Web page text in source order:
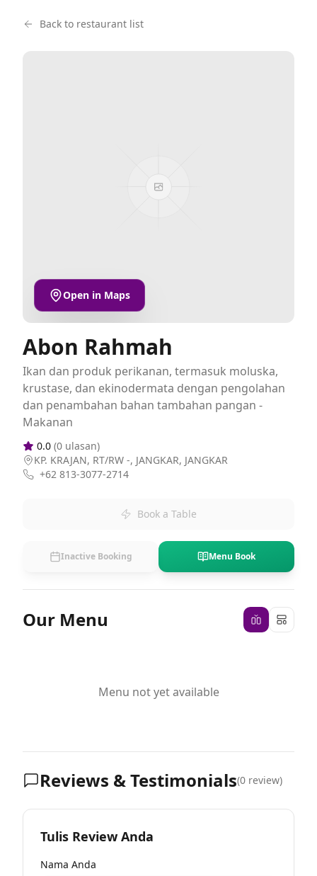
Back to restaurant list
Open in Maps
Abon Rahmah
Ikan dan produk perikanan, termasuk moluska,
krustase, dan ekinodermata dengan pengolahan
dan penambahan bahan tambahan pangan -
Makanan
0.0 (0 ulasan)
KP. KRAJAN, RT/RW -, JANGKAR, JANGKAR
+62 813-3077-2714
Book a Table
Inactive Booking Menu Book
Our Menu
Menu not yet available
Reviews & Testimonials(0 review)
Tulis Review Anda
Nama Anda